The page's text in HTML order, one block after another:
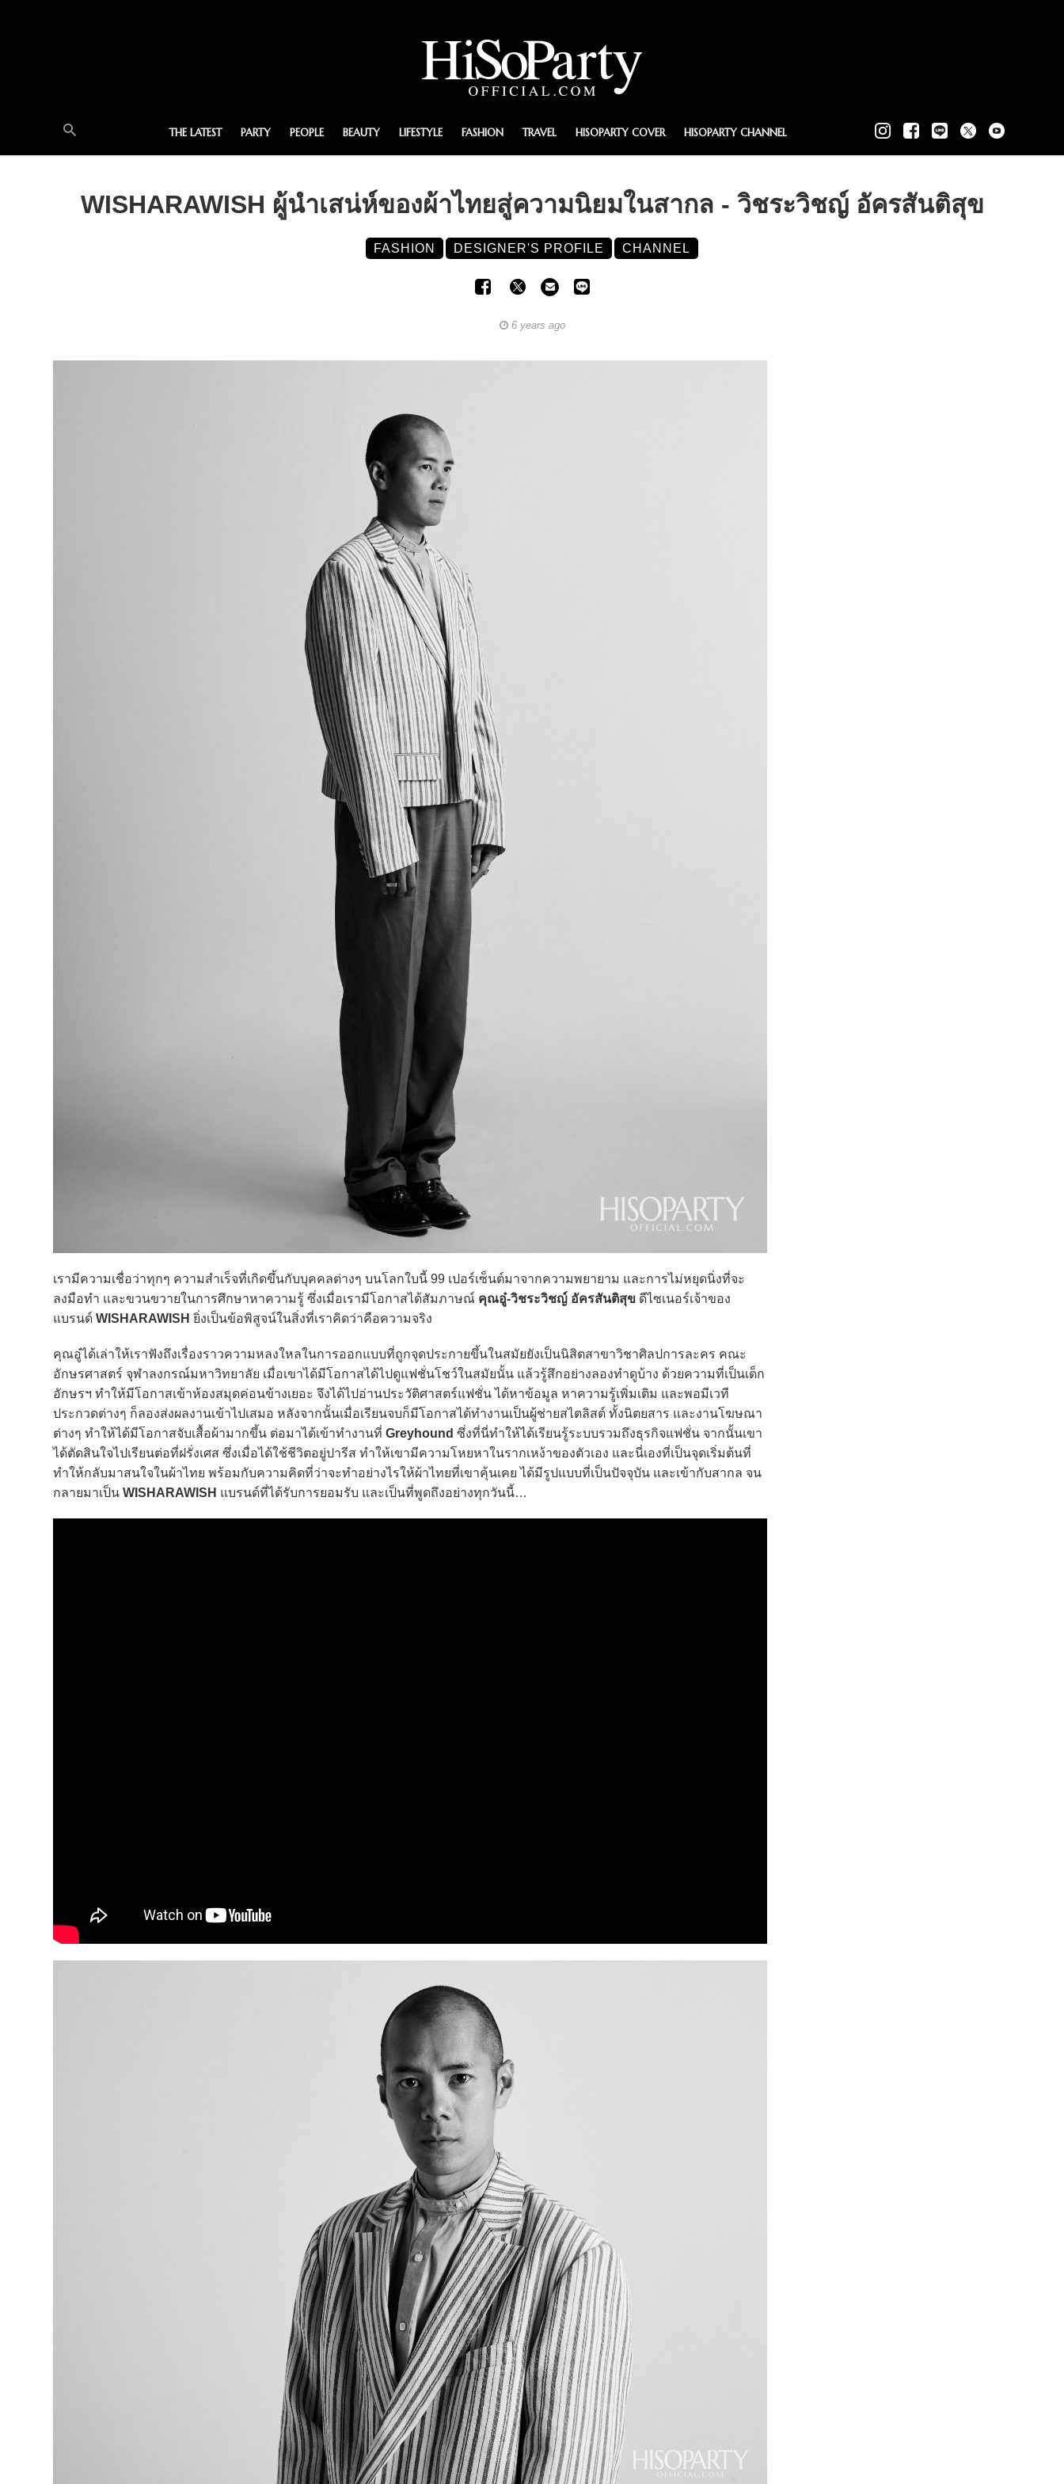
THE LATEST PARTY PEOPLE BEAUTY LIFESTYLE FASHION TRAVEL HISOPARTY COVER HISOPARTY CHANNEL
WISHARAWISH ผู้นำเสน่ห์ของผ้าไทยสู่ความนิยมในสากล - วิชระวิชญ์ อัครสันติสุข
FASHION DESIGNER'S PROFILE CHANNEL
6 years ago
เรามีความเชื่อว่าทุกๆ ความสำเร็จที่เกิดขึ้นกับบุคคลต่างๆ บนโลกใบนี้ 99 เปอร์เซ็นต์มาจากความพยายาม และการไม่หยุดนิ่งที่จะ
ลงมือทำ และขวนขวายในการศึกษาหาความรู้ ซึ่งเมื่อเรามีโอกาสได้สัมภาษณ์ คุณอู๋-วิชระวิชญ์ อัครสันติสุข ดีไซเนอร์เจ้าของ
แบรนด์ WISHARAWISH ยิ่งเป็นข้อพิสูจน์ในสิ่งที่เราคิดว่าคือความจริง
คุณอู๋ได้เล่าให้เราฟังถึงเรื่องราวความหลงใหลในการออกแบบที่ถูกจุดประกายขึ้นในสมัยยังเป็นนิสิตสาขาวิชาศิลปการละคร คณะ
อักษรศาสตร์ จุฬาลงกรณ์มหาวิทยาลัย เมื่อเขาได้มีโอกาสได้ไปดูแฟชั่นโชว์ในสมัยนั้น แล้วรู้สึกอย่างลองทำดูบ้าง ด้วยความที่เป็นเด็ก
อักษรฯ ทำให้มีโอกาสเข้าห้องสมุดค่อนข้างเยอะ จึงได้ไปอ่านประวัติศาสตร์แฟชั่น ได้หาข้อมูล หาความรู้เพิ่มเติม และพอมีเวที
ประกวดต่างๆ ก็ลองส่งผลงานเข้าไปเสมอ หลังจากนั้นเมื่อเรียนจบก็มีโอกาสได้ทำงานเป็นผู้ช่ายสไตลิสต์ ทั้งนิตยสาร และงานโฆษณา
ต่างๆ ทำให้ได้มีโอกาสจับเสื้อผ้ามากขึ้น ต่อมาได้เข้าทำงานที่ Greyhound ซึ่งที่นี่ทำให้ได้เรียนรู้ระบบรวมถึงธุรกิจแฟชั่น จากนั้นเขา
ได้ตัดสินใจไปเรียนต่อที่ฝรั่งเศส ซึ่งเมื่อได้ใช้ชีวิตอยู่ปารีส ทำให้เขามีความโหยหาในรากเหง้าของตัวเอง และนี่เองที่เป็นจุดเริ่มต้นที่
ทำให้กลับมาสนใจในผ้าไทย พร้อมกับความคิดที่ว่าจะทำอย่างไรให้ผ้าไทยที่เขาคุ้นเคย ได้มีรูปแบบที่เป็นปัจจุบัน และเข้ากับสากล จน
กลายมาเป็น WISHARAWISH แบรนด์ที่ได้รับการยอมรับ และเป็นที่พูดถึงอย่างทุกวันนี้…